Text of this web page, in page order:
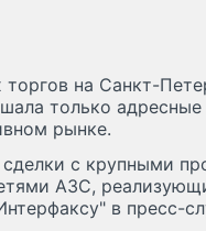
торгов на Санкт-
только
рынке.
с крупными
АЗС,
в пресс-